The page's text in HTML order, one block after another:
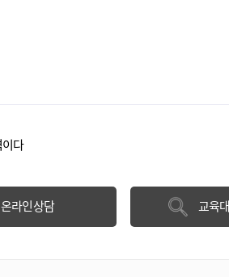
온라인상담 교육